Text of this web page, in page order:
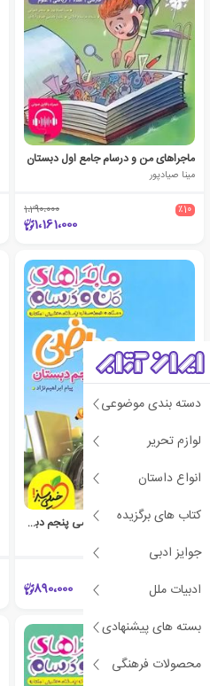
دسته بندی موضوعی
لوازم تحریر
انواع داستان
کتاب های برگزیده
جوایز ادبی
ادبیات ملل
بسته های پیشنهادی
محصولات فرهنگی
ماجراهای من و درسام جامع اول دبستان
مینا صیادپور
٪10 1،290،000
1،161،000
ماجراهای من و درسام ریاضی پنجم دبستان
890،000